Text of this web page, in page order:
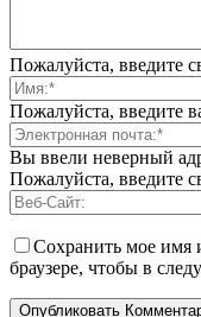
Пожалуйста, введите
Пожалуйста, введите
Вы ввели неверный
Пожалуйста, введите
Сохранить мое имя
браузере, чтобы в